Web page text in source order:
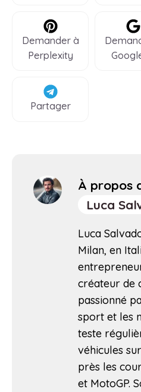
Demander à
Perplexity
Partager
À propos
Luca
Luca
Milan, en
créateur de
passionné
sport et les
teste
véhicules
près les
et MotoGP.